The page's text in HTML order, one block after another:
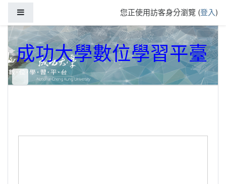
您正使用訪客身分瀏覽 (登入)
成功大學數位學習平臺